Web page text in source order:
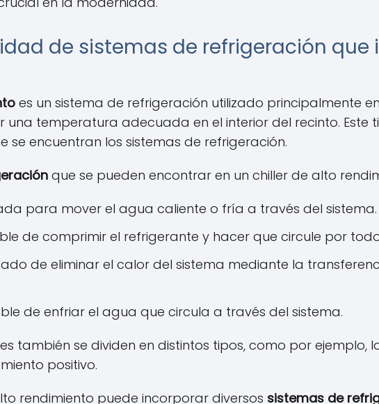
de sistemas de refrigeración que
es un sistema de refrigeración utilizado principalmente
una temperatura adecuada en el interior del recinto. Este
se encuentran los sistemas de refrigeración.
que se pueden encontrar en un chiller de alto
para mover el agua caliente o fría a través del sistema.
de comprimir el refrigerante y hacer que circule por
de eliminar el calor del sistema mediante la
de enfriar el agua que circula a través del sistema.
también se dividen en distintos tipos, como por ejemplo,
positivo.
rendimiento puede incorporar diversos sistemas de